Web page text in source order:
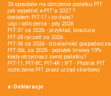
26 sposobów na obniżenie podatku PIT
jak wypełnić e-PIT'a 2027 ?
dostałem PIT-11 i co dalej?
ulgi i odliczenia - pity 2026
PIT-37 za 2026 - przykład, broszura
PIT-28 ryczałt za 2026
PIT-36 za 2026 - działalność gospodarcza
PIT-36L za 2026 - podatek liniowy 19%
kiedy otrzymasz zwrot podatku?
PIT-11, PIT-8C, PIT-4R i IFT - Płatnik PIT
rozliczenie PIT przez urząd skarbowy
e-Deklaracje